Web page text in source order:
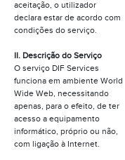
aceitação, o utilizador
declara estar de acordo com
condições do serviço.
II. Descrição do Serviço
O serviço DIF Services
funciona em ambiente World
Wide Web, necessitando
apenas, para o efeito, de ter
acesso a equipamento
informático, próprio ou não,
com ligação à Internet.